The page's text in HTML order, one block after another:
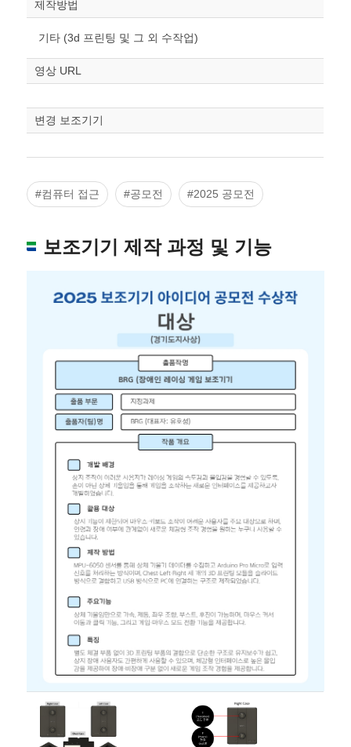
제작방법
기타 (3d 프린팅 및 그 외 수작업)
영상 URL
변경 보조기기
#컴퓨터 접근 #공모전 #2025 공모전
보조기기 제작 과정 및 기능